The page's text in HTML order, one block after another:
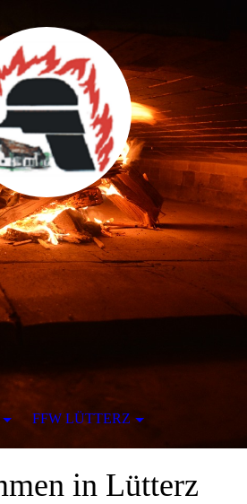
in Lütterz
FFW LÜTTERZ